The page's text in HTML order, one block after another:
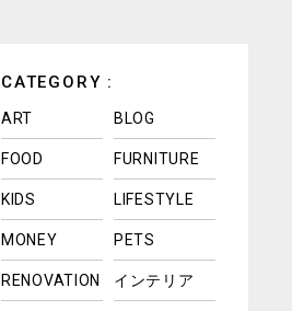
CATEGORY :
ART BLOG
FOOD FURNITURE
KIDS LIFESTYLE
MONEY PETS
RENOVATION インテリア